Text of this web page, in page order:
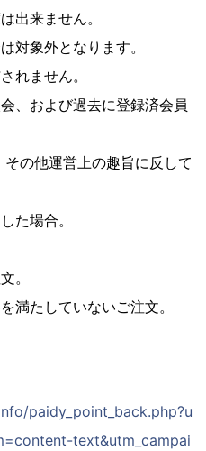
出来ません。
対象外となります。
れません。
、および過去に登録済会員
その他運営上の趣旨に反して
た場合。
。
満たしていないご注文。
paidy_point_back.php?u
text&utm_campai